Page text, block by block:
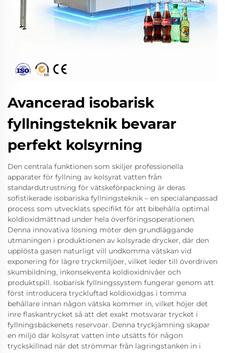
Avancerad isobarisk
fyllningsteknik bevarar
perfekt kolsyrning
Den centrala funktionen som skiljer professionella
apparater för fyllning av kolsyrat vatten från
standardutrustning för vätskeförpackning är deras
sofistikerade isobariska fyllningsteknik – en specialanpassad
process som utvecklats specifikt för att bibehålla optimal
koldioxidmättnad under hela överföringsoperationen.
Denna innovativa lösning möter den grundläggande
utmaningen i produktionen av kolsyrade drycker, där den
upplösta gasen naturligt vill undkomma vätskan vid
exponering för lägre tryckmiljöer, vilket leder till överdriven
skumbildning, inkonsekventa koldioxidnivåer och
produktspill. Isobarisk fyllningssystem fungerar genom att
först introducera tryckluftad koldioxidgas i tomma
behållare innan någon vätska kommer in, vilket höjer det
inre flaskantrycket så att det exakt motsvarar trycket i
fyllningsbäckenets reservoar. Denna tryckjämning skapar
en miljö där kolsyrat vatten inte utsätts för någon
tryckskillnad när det strömmar från lagringstanken in i